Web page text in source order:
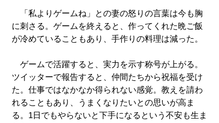
「私よりゲームね」との妻の怒りの言葉は今も胸
に刺さる。ゲームを終えると、作ってくれた晩ご飯
が冷めていることもあり、手作りの料理は減った。
ゲームで活躍すると、実力を示す称号が上がる。
ツイッターで報告すると、仲間たちから祝福を受け
た。仕事ではなかなか得られない感覚。教えを請わ
れることもあり、うまくなりたいとの思いが高ま
る。1日でもやらないと下手になるという不安も生ま